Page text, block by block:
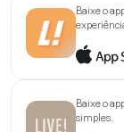
Baixe o
Baixe o
simples.